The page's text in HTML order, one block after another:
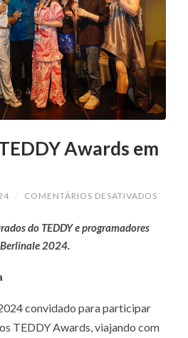
Awards em
/ COMENTÁRIOS DESATIVADOS
do TEDDY e programadores
2024.
convidado para participar
TEDDY Awards, viajando com